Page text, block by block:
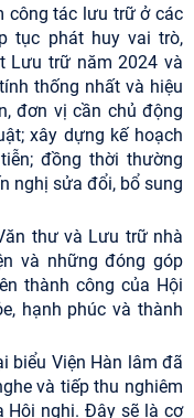
công tác lưu trữ ở các
tục phát huy vai trò,
Lưu trữ năm 2024 và
thống nhất và hiệu
đơn vị cần chủ động
xây dựng kế hoạch
đồng thời thường
nghị sửa đổi, bổ sung
thư và Lưu trữ nhà
và những đóng góp
thành công của Hội
hạnh phúc và thành
biểu Viện Hàn lâm đã
và tiếp thu nghiêm
Hội nghị. Đây sẽ là cơ